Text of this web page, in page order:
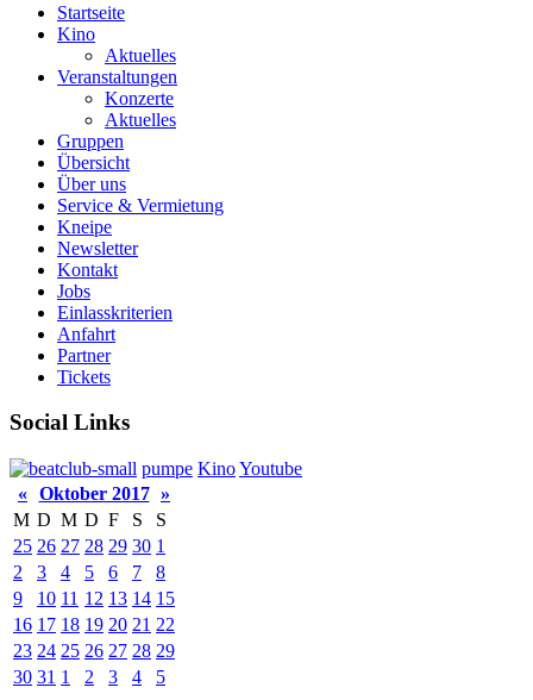
Startseite
Kino
Aktuelles
Veranstaltungen
Konzerte
Aktuelles
Gruppen
Übersicht
Über uns
Service & Vermietung
Kneipe
Newsletter
Kontakt
Jobs
Einlasskriterien
Anfahrt
Partner
Tickets
Social Links
pumpe KinoYoutube
« Oktober 2017 »
M D M D F S
S
25 26 27 28 29 30 1
2
3 4 5 6 7
8
9
10 11 12 13 14 15
16 17 18 19 20 21 22
23 24 25 26 27 28 29
30 31 1 2 3 4 5